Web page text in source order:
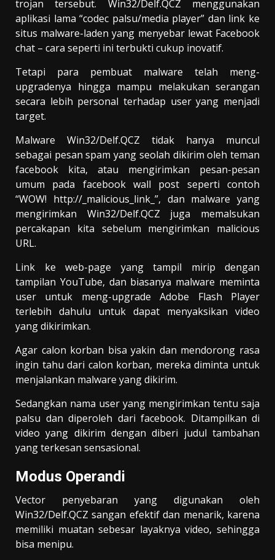
trojan tersebut. Win32/Delf.QCZ menggunakan
aplikasi lama “codec palsu/media player” dan link ke
situs malware-laden yang menyebar lewat Facebook
chat – cara seperti ini terbukti cukup inovatif.
Tetapi para pembuat malware telah meng-
upgradenya hingga mampu melakukan serangan
secara lebih personal terhadap user yang menjadi
target.
Malware Win32/Delf.QCZ tidak hanya muncul
sebagai pesan spam yang seolah dikirim oleh teman
facebook kita, atau mengirimkan pesan-pesan
umum pada facebook wall post seperti contoh
“WOW! http://_malicious_link_”, dan malware yang
mengirimkan Win32/Delf.QCZ juga memalsukan
percakapan kita sebelum mengirimkan malicious
URL.
Link ke web-page yang tampil mirip dengan
tampilan YouTube, dan biasanya malware meminta
user untuk meng-upgrade Adobe Flash Player
terlebih dahulu untuk dapat menyaksikan video
yang dikirimkan.
Agar calon korban bisa yakin dan mendorong rasa
ingin tahu dari calon korban, mereka diminta untuk
menjalankan malware yang dikirim.
Sedangkan nama user yang mengirimkan tentu saja
palsu dan diperoleh dari facebook. Ditampilkan di
video yang dikirim dengan diberi judul tambahan
yang terkesan sensasional.
Modus Operandi
Vector penyebaran yang digunakan oleh
Win32/Delf.QCZ sangan efektif dan menarik, karena
memiliki muatan sebesar layaknya video, sehingga
bisa menipu.